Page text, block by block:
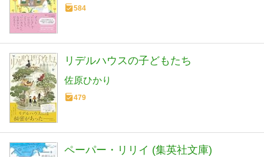
584
リデルハウスの子どもたち
佐原ひかり
479
ペーパー・リリイ (集英社文庫)